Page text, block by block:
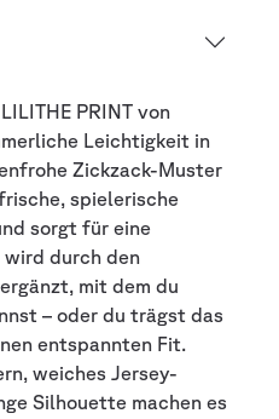
PRINT von
Leichtigkeit in
Zickzack-Muster
spielerische
sorgt für eine
wird durch den
mit dem du
– oder du trägst das
entspannten Fit.
weiches Jersey-
Silhouette machen es